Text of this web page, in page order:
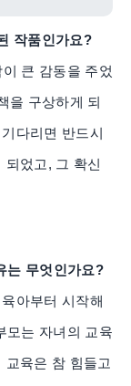
작품인가요?
큰 감동을 주었
을 구상하게 되
다리면 반드시
었고, 그 확신
는 무엇인가요?
아부터 시작해
모는 자녀의 교육
교육은 참 힘들고